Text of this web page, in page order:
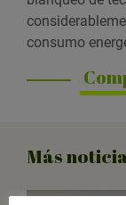
consumo
Más